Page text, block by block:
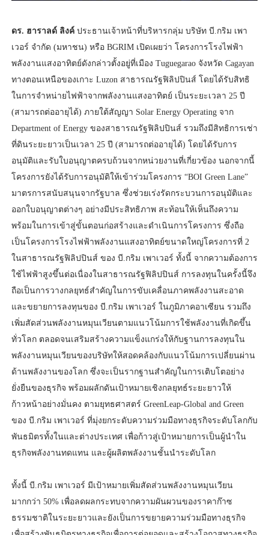
ดร. ฮาราลด์ ลิงค์ ประธานเจ้าหน้าที่บริหารกลุ่ม บริษัท บี.กริม เพา
เวอร์ จำกัด (มหาชน) หรือ BGRIM เปิดเผยว่า โครงการโรงไฟฟ้า
พลังงานแสงอาทิตย์ดังกล่าวตั้งอยู่ที่เมือง Tuguegarao จังหวัด Cagayan
ทางตอนเหนือของเกาะ Luzon สาธารณรัฐฟิลิปปินส์ โดยได้รับสิทธิ
ในการจำหน่ายไฟฟ้าจากพลังงานแสงอาทิตย์ เป็นระยะเวลา 25 ปี
(สามารถต่ออายุได้) ภายใต้สัญญา Solar Energy Operating จาก
Department of Energy ของสาธารณรัฐฟิลิปปินส์ รวมถึงมีสิทธิการเช่า
ที่ดินระยะยาวเป็นเวลา 25 ปี (สามารถต่ออายุได้) โดยได้รับการ
อนุมัติและรับใบอนุญาตครบถ้วนจากหน่วยงานที่เกี่ยวข้อง นอกจากนี้
โครงการยังได้รับการอนุมัติให้เข้าร่วมโครงการ “BOI Green Lane”
มาตรการสนับสนุนจากรัฐบาล ซึ่งช่วยเร่งรัดกระบวนการอนุมัติและ
ออกใบอนุญาตต่างๆ อย่างมีประสิทธิภาพ สะท้อนให้เห็นถึงความ
พร้อมในการเข้าสู่ขั้นตอนก่อสร้างและดำเนินการโครงการ ซึ่งถือ
เป็นโครงการโรงไฟฟ้าพลังงานแสงอาทิตย์ขนาดใหญ่โครงการที่ 2
ในสาธารณรัฐฟิลิปปินส์ ของ บี.กริม เพาเวอร์ ทั้งนี้ จากความต้องการ
ใช้ไฟฟ้าสูงขึ้นต่อเนื่องในสาธารณรัฐฟิลิปปินส์ การลงทุนในครั้งนี้จึง
ถือเป็นการวางกลยุทธ์สำคัญในการขับเคลื่อนภาคพลังงานสะอาด
และขยายการลงทุนของ บี.กริม เพาเวอร์ ในภูมิภาคอาเซียน รวมถึง
เพิ่มสัดส่วนพลังงานหมุนเวียนตามแนวโน้มการใช้พลังงานที่เกิดขึ้น
ทั่วโลก ตลอดจนเสริมสร้างความแข็งแกร่งให้กับฐานการลงทุนใน
พลังงานหมุนเวียนของบริษัทให้สอดคล้องกับแนวโน้มการเปลี่ยนผ่าน
ด้านพลังงานของโลก ซึ่งจะเป็นรากฐานสำคัญในการเติบโตอย่าง
ยั่งยืนของธุรกิจ พร้อมผลักดันเป้าหมายเชิงกลยุทธ์ระยะยาวให้
ก้าวหน้าอย่างมั่นคง ตามยุทธศาสตร์ GreenLeap-Global and Green
ของ บี.กริม เพาเวอร์ ที่มุ่งยกระดับความร่วมมือทางธุรกิจระดับโลกกับ
พันธมิตรทั้งในและต่างประเทศ เพื่อก้าวสู่เป้าหมายการเป็นผู้นำใน
ธุรกิจพลังงานทดแทน และผู้ผลิตพลังงานชั้นนำระดับโลก
ทั้งนี้ บี.กริม เพาเวอร์ มีเป้าหมายเพิ่มสัดส่วนพลังงานหมุนเวียน
มากกว่า 50% เพื่อลดผลกระทบจากความผันผวนของราคาก๊าซ
ธรรมชาติในระยะยาวและยังเป็นการขยายความร่วมมือทางธุรกิจ